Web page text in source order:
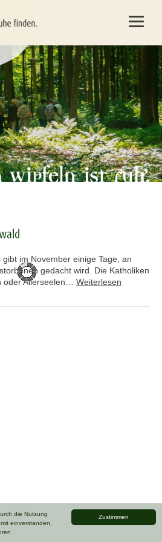
Zustimmen
die Nutzung
einverstanden,
gibt im November einige Tage, an
gedacht wird. Die Katholiken
oder Allerseelen… Weiterlesen